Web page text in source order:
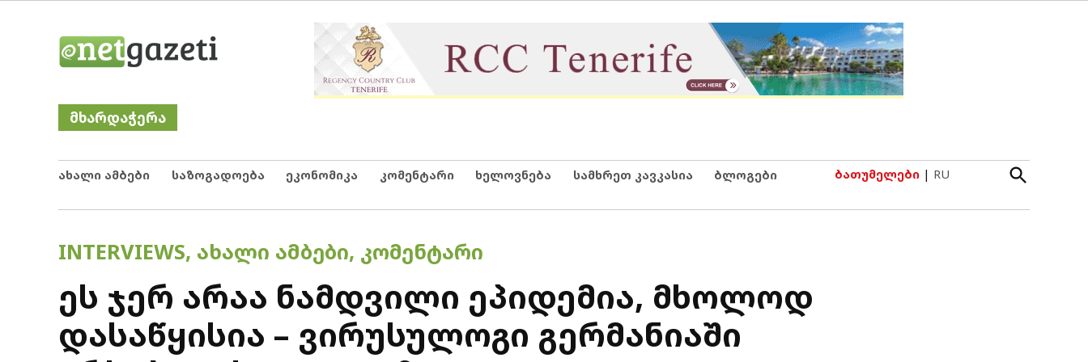
Netgazeti
მხარდაჭერა
ახალი ამბები საზოგადოება ეკონომიკა კომენტარი ხელოვნება სამხრეთ კავკასია ბლოგები ბათუმელები | RU
Open
Search
POSTED
INTERVIEWS, ᲐᲮᲐᲚᲘ ᲐᲛᲑᲔᲑᲘ, ᲙᲝᲛᲔᲜᲢᲐᲠᲘ
ეს ჯერ არაა ნამდვილი ეპიდემია, მხოლოდ
დასაწყისია – ვირუსულოგი გერმანიაში